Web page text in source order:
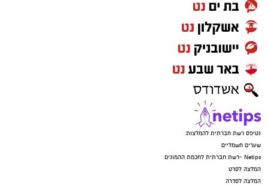
נטיפס רשת חברתית להמלצות
שערים חשמליים
Netips -רשת חברתית לחכמת ההמונים
המלצה לסרט
המלצה לסדרה